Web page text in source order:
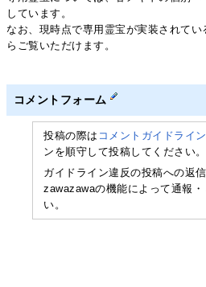
しています。
なお、現時点で専用霊宝が実装されてい
らご覧いただけます。
コメントフォーム
投稿の際は コメントガイドライン
ンを順守して投稿してください。
ガイドライン違反の投稿への返
zawazawaの機能によって通報
い。